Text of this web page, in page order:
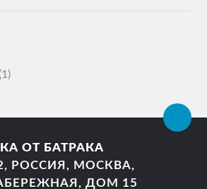
ОТ БАТРАКА
РОССИЯ, МОСКВА,
ДОМ 15